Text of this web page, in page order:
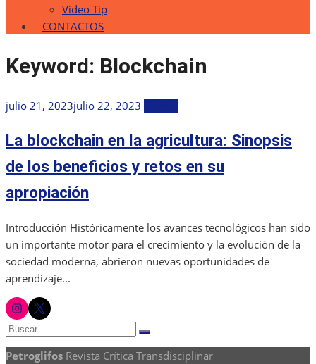
Video Tip
CONTACTOS
Keyword: Blockchain
Publicada
julio 21, 2023julio 22, 2023
La blockchain en la agricultura: Sinopsis
de los beneficios y retos en su
apropiación
Introducción Históricamente los avances tecnológicos han sido
un importante motor para el crecimiento y la evolución de la
sociedad moderna, abrieron nuevas oportunidades de
aprendizaje...
instagram
twitter
Buscar:
Buscar
Petroglifos Revista Crítica Transdisciplinar